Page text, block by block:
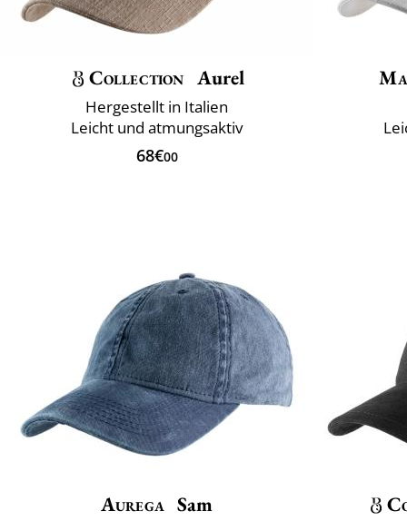
Collection Aurel
Hergestellt in Italien
Leicht und atmungsaktiv
68€00
Aurega Sam